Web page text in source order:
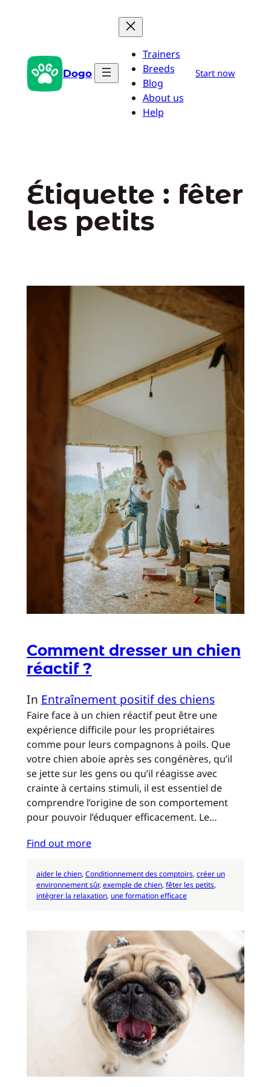
Dogo
Trainers
Breeds
Blog
About us
Help
Start now
Étiquette : fêter
les petits
Comment dresser un chien
réactif ?
In Entraînement positif des chiens
Faire face à un chien réactif peut être une
expérience difficile pour les propriétaires
comme pour leurs compagnons à poils. Que
votre chien aboie après ses congénères, qu’il
se jette sur les gens ou qu’il réagisse avec
crainte à certains stimuli, il est essentiel de
comprendre l’origine de son comportement
pour pouvoir l’éduquer efficacement. Le…
Find out more
aider le chien, Conditionnement des comptoirs, créer un
environnement sûr, exemple de chien, fêter les petits
intégrer la relaxation, une formation efficace